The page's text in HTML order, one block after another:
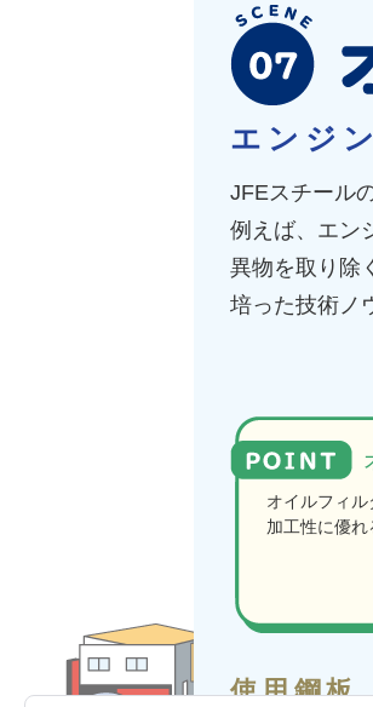
エンジ
JFEスチール
例えば、エン
異物を取り除
培った技術ノ
オイルフィル
加工性に優れ
使用鋼板